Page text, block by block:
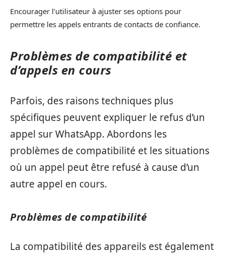
Encourager l’utilisateur à ajuster ses options pour
permettre les appels entrants de contacts de confiance.
Problèmes de compatibilité et
d’appels en cours
Parfois, des raisons techniques plus
spécifiques peuvent expliquer le refus d’un
appel sur WhatsApp. Abordons les
problèmes de compatibilité et les situations
où un appel peut être refusé à cause d’un
autre appel en cours.
Problèmes de compatibilité
La compatibilité des appareils est également